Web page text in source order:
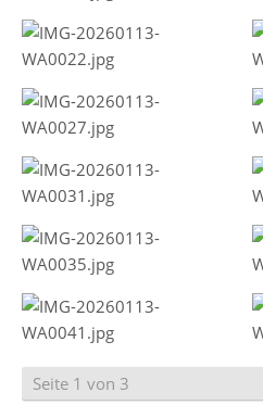
Seite 1 von 3